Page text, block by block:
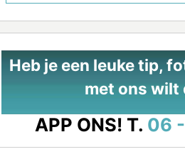
Heb je een leuke tip,
met ons wilt
APP ONS! T. 06